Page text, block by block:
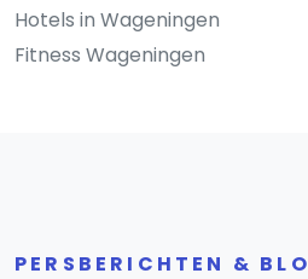
Hotels in Wageningen
Fitness Wageningen
PERSBERICHTEN &